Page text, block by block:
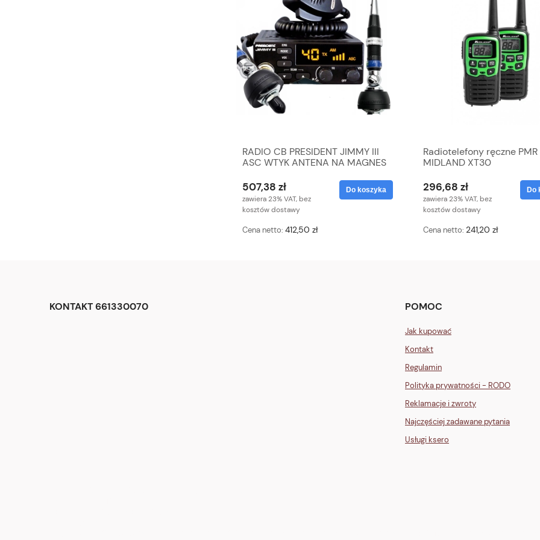
RADIO CB PRESIDENT JIMMY III
ASC WTYK ANTENA NA MAGNES
507,38 zł
zawiera 23% VAT, bez
kosztów dostawy
Cena netto: 412,50 zł
Do koszyka
Radiotelefony ręczne PMR
MIDLAND XT30
296,68 zł
zawiera 23% VAT, bez
kosztów dostawy
Cena netto: 241,20 zł
Do
KONTAKT 661330070 POMOC
Jak kupować
Kontakt
Regulamin
Polityka prywatności - RODO
Reklamacje i zwroty
Najczęściej zadawane pytania
Usługi ksero